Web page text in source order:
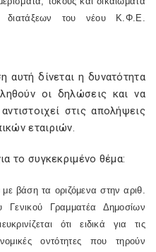
διατάξεων του νέου Κ.Φ.Ε.
δίνεται η δυνατότητα
οι δηλώσεις και να
στις απολήψεις
εταιριών.
το συγκεκριμένο θέμα:
βάση τα οριζόμενα στην αριθ.
Γραμματέα Δημοσίων
ότι ειδικά για τις
οντότητες που τηρούν